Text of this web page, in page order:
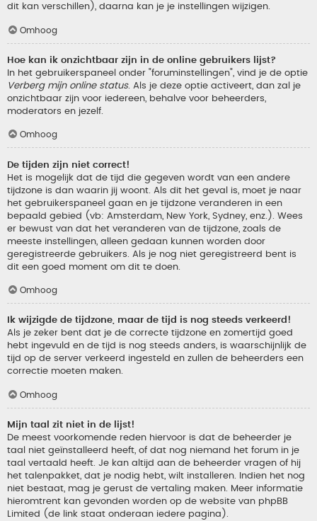
dit kan verschillen), daarna kan je je instellingen wijzigen.
Omhoog
Hoe kan ik onzichtbaar zijn in de online gebruikers lijst?
In het gebruikerspaneel onder "foruminstellingen", vind je de optie
Verberg mijn online status. Als je deze optie activeert, dan zal je
onzichtbaar zijn voor iedereen, behalve voor beheerders,
moderators en jezelf.
Omhoog
De tijden zijn niet correct!
Het is mogelijk dat de tijd die gegeven wordt van een andere
tijdzone is dan waarin jij woont. Als dit het geval is, moet je naar
het gebruikerspaneel gaan en je tijdzone veranderen in een
bepaald gebied (vb: Amsterdam, New York, Sydney, enz.). Wees
er bewust van dat het veranderen van de tijdzone, zoals de
meeste instellingen, alleen gedaan kunnen worden door
geregistreerde gebruikers. Als je nog niet geregistreerd bent is
dit een goed moment om dit te doen.
Omhoog
Ik wijzigde de tijdzone, maar de tijd is nog steeds verkeerd!
Als je zeker bent dat je de correcte tijdzone en zomertijd goed
hebt ingevuld en de tijd is nog steeds anders, is waarschijnlijk de
tijd op de server verkeerd ingesteld en zullen de beheerders een
correctie moeten maken.
Omhoog
Mijn taal zit niet in de lijst!
De meest voorkomende reden hiervoor is dat de beheerder je
taal niet geïnstalleerd heeft, of dat nog niemand het forum in je
taal vertaald heeft. Je kan altijd aan de beheerder vragen of hij
het talenpakket, dat je nodig hebt, wilt installeren. Indien het nog
niet bestaat, mag je gerust de vertaling maken. Meer informatie
hieromtrent kan gevonden worden op de website van phpBB
Limited (de link staat onderaan iedere pagina).